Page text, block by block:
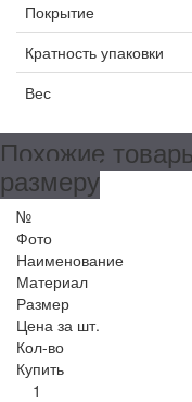
Покрытие
Кратность упаковки
Вес
Похожие
размеру
№
Фото
Наименование
Материал
Размер
Цена за шт.
Кол-во
Купить
1